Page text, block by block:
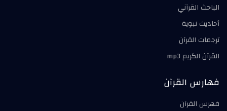
الباحث القرآني
أحاديث نبوية
ترجمات القرآن
القرآن الكريم mp3
فهارس القرآن
فهرس القرآن